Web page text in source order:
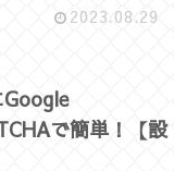
2023.08.29
Google
で簡単！【設